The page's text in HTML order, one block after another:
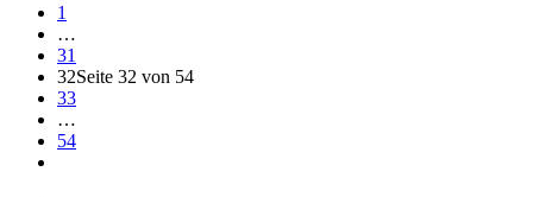
1
…
31
32Seite 32 von 54
33
…
54